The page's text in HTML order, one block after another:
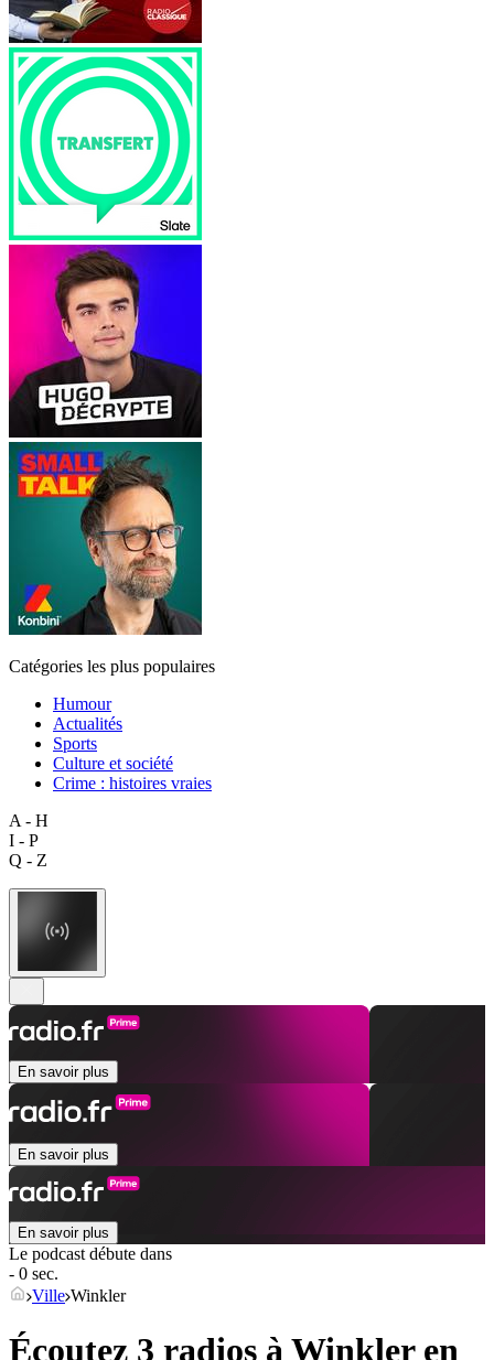
Catégories les plus populaires
Humour
Actualités
Sports
Culture et société
Crime : histoires vraies
A - H
I - P
Q - Z
En savoir plus
En savoir plus
En savoir plus
Le podcast débute dans
- 0 sec.
Ville Winkler
Écoutez 3 radios à Winkleren